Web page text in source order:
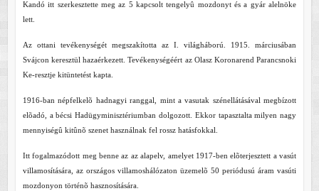
Kandó itt szerkesztette meg az 5 kapcsolt tengelyû mozdonyt és a gyár alelnöke
lett.
Az ottani tevékenységét megszakította az I. világháború. 1915. márciusában
Svájcon keresztül hazaérkezett. Tevékenységéért az Olasz Koronarend Parancsnoki
Ke-resztje kitüntetést kapta.
1916-ban népfelkelõ hadnagyi ranggal, mint a vasutak szénellátásával megbízott
elõadó, a bécsi Hadügyminisztériumban dolgozott. Ekkor tapasztalta milyen nagy
mennyiségû kitûnõ szenet használnak fel rossz hatásfokkal.
Itt fogalmazódott meg benne az az alapelv, amelyet 1917-ben elõterjesztett a vasút
villamosítására, az országos villamoshálózaton üzemelõ 50 periódusú áram vasúti
mozdonyon történõ hasznosítására.